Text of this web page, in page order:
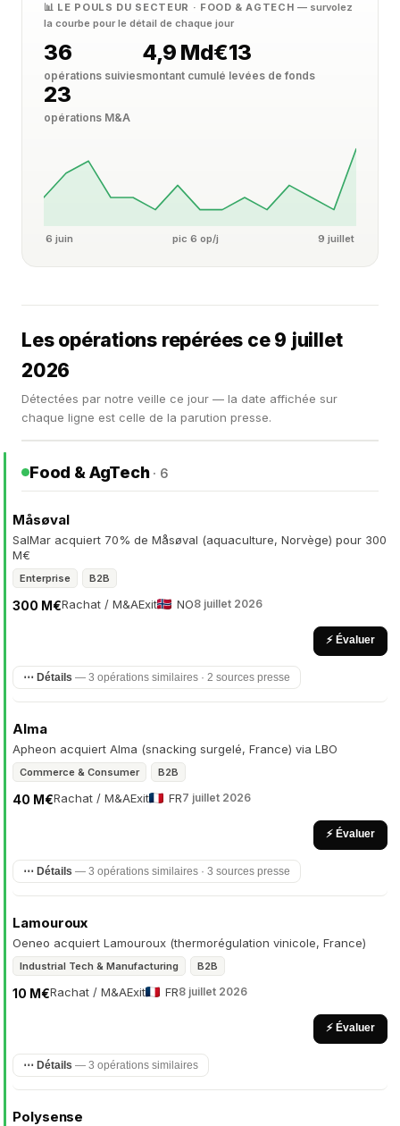
📊 LE POULS DU SECTEUR · FOOD & AGTECH— survolez
la courbe pour le détail de chaque jour
36
opérations suivies
4,9 Md€
montant cumulé
13
levées de fonds
23
opérations M&A
6 juin pic 6 op/j 9 juillet
Les opérations repérées ce 9 juillet
2026
Détectées par notre veille ce jour — la date affichée sur
chaque ligne est celle de la parution presse.
Food & AgTech · 6
Måsøval
SalMar acquiert 70% de Måsøval (aquaculture, Norvège) pour 300
M€
Enterprise B2B
Rachat / M&A
300 M€ Exit NO8 juillet 2026
⚡ Évaluer
⋯ Détails — 3 opérations similaires · 2 sources presse
Alma
Apheon acquiert Alma (snacking surgelé, France) via LBO
Commerce & Consumer B2B
Rachat / M&A
40 M€ Exit FR7 juillet 2026
⚡ Évaluer
⋯ Détails — 3 opérations similaires · 3 sources presse
Lamouroux
Oeneo acquiert Lamouroux (thermorégulation vinicole, France)
Industrial Tech & Manufacturing B2B
Rachat / M&A
10 M€ Exit FR8 juillet 2026
⚡ Évaluer
⋯ Détails — 3 opérations similaires
Polysense